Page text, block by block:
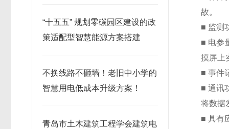
故。
■ 监测
■ 电参
摸屏上
■ 事件
■ 通讯
将数据
■ 具有
“十五五” 规划零碳园区建设的政
策适配型智慧能源方案搭建
不换线路不砸墙！老旧中小学的
智慧用电低成本升级方案！
青岛市土木建筑工程学会建筑电